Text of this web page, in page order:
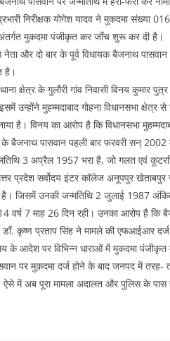
निरीक्षक योगेश यादव ने मुकदमा
मुकदमा पंजीकृत कर जाँच शुरू कर दी है।
नेता और दो बार के पूर्व विधायक बैजनाथ
है।
क्षेत्र के गुलौरी गांव निवासी विनय कुमार
उन्होंने मुहम्मदाबाद गोहना विधानसभा क्षेत्र
है। विनय का आरोप है कि विधानसभा
के बैजनाथ पासवान पहली बार फरवरी सन्
3 अप्रैल 1957 भरा है, जो गलत एवं
उत्तर प्रदेश सर्वोदय इंटर कॉलेज अनूपपुर
जिसमें उनकी जन्मतिथि 2 जुलाई 1987
7 माह 26 दिन रही। उनका आरोप है कि
कृष्ण प्रताप सिंह ने मामले की एफआईआर दर्ज
के आदेश पर विभिन्न धाराओं में मुकदमा
पर मुक़दमा दर्ज होने के बाद जनपद में
ऐसे में अब पूरा मामला अदालत और पुलिस के